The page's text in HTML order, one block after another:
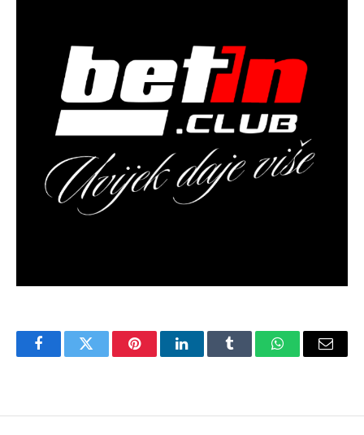
FacebookTwitter PinterestLinkedInTumblr WhatsAppEmail